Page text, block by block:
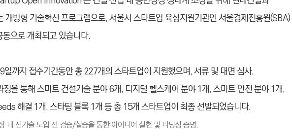
개방형 기술혁신 프로그램으로, 서울시 스타트업 육성지원기관인 서울경제진흥원(SBA)
으로 개최되고 있습니다.
까지 접수기간동안 총 227개의 스타트업이 지원했으며, 서류 및 대면 심사,
을 통해 스마트 건설기술 분야 6개, 디지털 헬스케어 분야 1개, 스마트 안전 분야 1개,
해결 1개, 스타팅 블록 1개 등 총 15개 스타트업이 최종 선발되었습니다.
신기술 도입 전 검증/실증을 통한 아이디어 실현 및 타당성 증명.